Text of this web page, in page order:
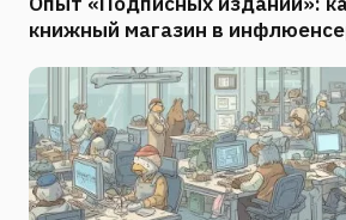
книжный магазин в